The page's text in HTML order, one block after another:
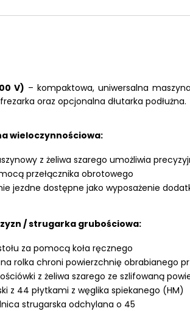
V) – kompaktowa, uniwersalna
oraz opcjonalna dłutarka podłużna.
wieloczynnościowa:
z żeliwa szarego umożliwia
przełącznika obrotowego
jezdne dostępne jako wyposażenie
/ strugarka grubościowa:
za pomocą koła ręcznego
rolka chroni powierzchnię obrabianego
z żeliwa szarego ze szlifowaną
z 44 płytkami z węglika spiekanego (HM)
strugarska odchylana o 45